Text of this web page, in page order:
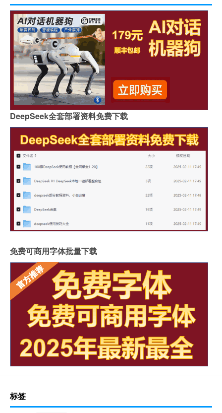
DeepSeek全套部署资料免费下载
免费可商用字体批量下载
标签